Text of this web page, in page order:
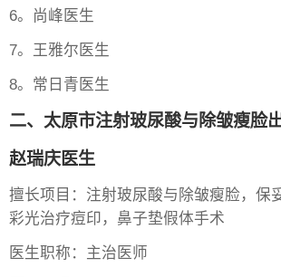
6。尚峰医生
7。王雅尔医生
8。常日青医生
二、太原市注射玻尿酸与除皱瘦脸
赵瑞庆医生
擅长项目：注射玻尿酸与除皱瘦脸，保
彩光治疗痘印，鼻子垫假体手术
医生职称：主治医师